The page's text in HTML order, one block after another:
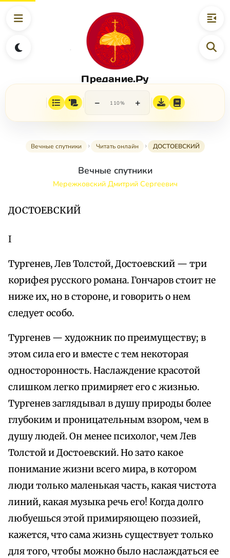
Предание.Ру
− 110% +
Вечные спутники Читать онлайн ДОСТОЕВСКИЙ
Вечные спутники
Мережковский Дмитрий Сергеевич
ДОСТОЕВСКИЙ
I
Тургенев, Лев Толстой, Достоевский — три
корифея русского романа. Гончаров стоит не
ниже их, но в стороне, и говорить о нем
следует особо.
Тургенев — художник по преимуществу; в
этом сила его и вместе с тем некоторая
односторонность. Наслаждение красотой
слишком легко примиряет его с жизнью.
Тургенев заглядывал в душу природы более
глубоким и проницательным взором, чем в
душу людей. Он менее психолог, чем Лев
Толстой и Достоевский. Но зато какое
понимание жизни всего мира, в котором
люди только маленькая часть, какая чистота
линий, какая музыка речь его! Когда долго
любуешься этой примиряющею поэзией,
кажется, что сама жизнь существует только
для того, чтобы можно было наслаждаться ее